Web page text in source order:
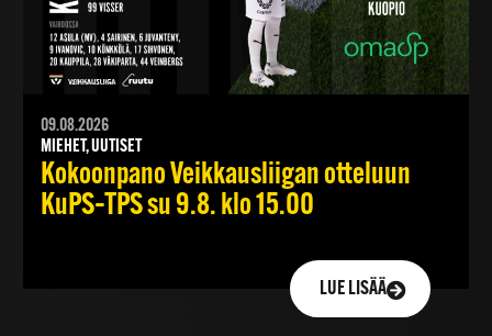
09.08.2026
MIEHET, UUTISET
Kokoonpano Veikkausliigan otteluun
KuPS–TPS su 9.8. klo 15.00
LUE LISÄÄ